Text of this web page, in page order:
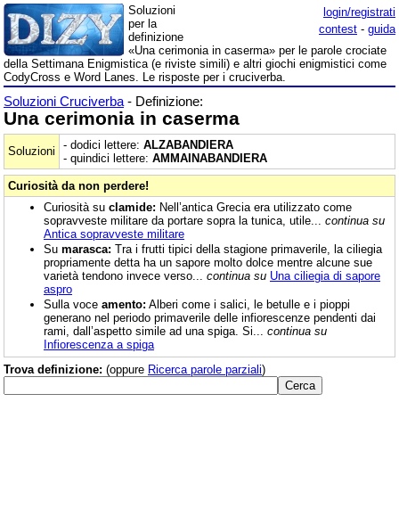
login/registrati
contest - guida
Soluzioni
per la
definizione
«Una cerimonia in caserma» per le parole crociate
della Settimana Enigmistica (e riviste simili) e altri giochi enigmistici come
CodyCross e Word Lanes. Le risposte per i cruciverba.
Soluzioni Cruciverba - Definizione:
Una cerimonia in caserma
Soluzioni - dodici lettere: ALZABANDIERA
- quindici lettere: AMMAINABANDIERA
Curiosità da non perdere!
Curiosità su clamide: Nell’antica Grecia era utilizzato come
sopravveste militare da portare sopra la tunica, utile... continua su
Antica sopravveste militare
Su marasca: Tra i frutti tipici della stagione primaverile, la ciliegia
propriamente detta ha un sapore molto dolce mentre alcune sue
varietà tendono invece verso... continua su Una ciliegia di sapore
aspro
Sulla voce amento: Alberi come i salici, le betulle e i pioppi
generano nel periodo primaverile delle infiorescenze pendenti dai
rami, dall’aspetto simile ad una spiga. Si... continua su
Infiorescenza a spiga
Trova definizione: (oppure Ricerca parole parziali)